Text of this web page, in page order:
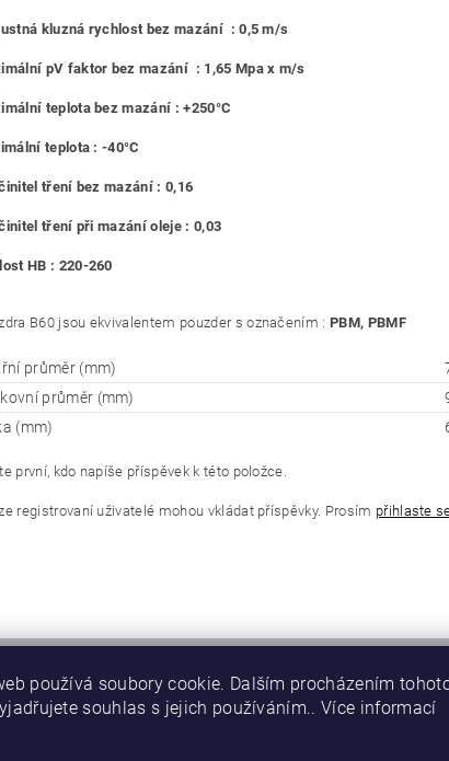
kluzná rychlost bez mazání : 0,5 m/s
pV faktor bez mazání : 1,65 Mpa x m/s
teplota bez mazání : +250°C
teplota : -40°C
tření bez mazání : 0,16
tření při mazání oleje : 0,03
HB : 220-260
B60 jsou ekvivalentem pouzder s označením :PBM, PBMF
průměr (mm)
průměr (mm)
(mm)
první, kdo napíše příspěvek k této položce.
registrovaní uživatelé mohou vkládat příspěvky. Prosím přihlaste
používá soubory cookie. Dalším procházením
souhlas s jejich používáním.. Více informací